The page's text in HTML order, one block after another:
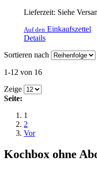
Lieferzeit: Siehe
Auf den Einkaufszettel
Details
Sortieren nach
1-12 von 16
Zeige
Seite:
1
2
Vor
Kochbox ohne